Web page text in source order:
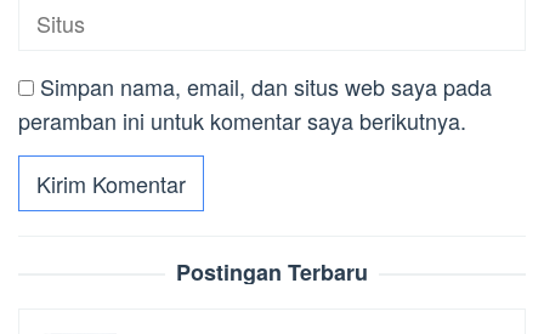
Simpan nama, email, dan situs web saya pada
peramban ini untuk komentar saya berikutnya.
Postingan Terbaru